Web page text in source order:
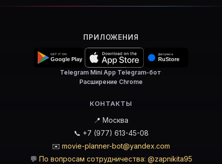
ПРИЛОЖЕНИЯ
Telegram Mini App·Telegram-бот·
Расширение Chrome
КОНТАКТЫ
📍 Москва
📞 +7 (977) 613-45-08
✉️ movie-planner-bot@yandex.com
💬 По вопросам сотрудничества: @zapnikita95